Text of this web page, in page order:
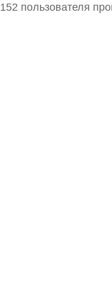
152 пользователя